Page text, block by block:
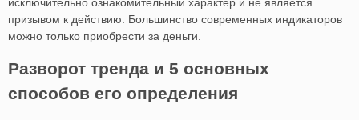
призывом к действию. Большинство современных индикаторов
можно только приобрести за деньги.
Разворот тренда и 5 основных
способов его определения